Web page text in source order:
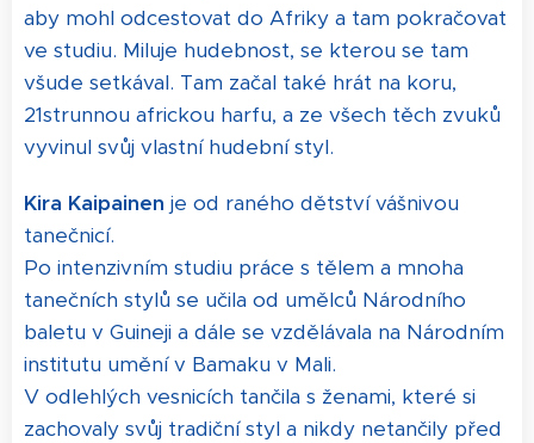
aby mohl odcestovat do Afriky a tam pokračovat
ve studiu. Miluje hudebnost, se kterou se tam
všude setkával. Tam začal také hrát na koru,
21strunnou africkou harfu, a ze všech těch zvuků
vyvinul svůj vlastní hudební styl.
Kira Kaipainen je od raného dětství vášnivou
tanečnicí.
Po intenzivním studiu práce s tělem a mnoha
tanečních stylů se učila od umělců Národního
baletu v Guineji a dále se vzdělávala na Národním
institutu umění v Bamaku v Mali.
V odlehlých vesnicích tančila s ženami, které si
zachovaly svůj tradiční styl a nikdy netančily před